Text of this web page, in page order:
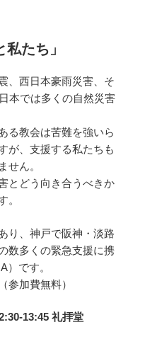
たち」
、西日本豪雨災害、そ
本では多くの自然災害
る教会は苦難を強いら
が、支援する私たちも
せん。
とどう向き合うべきか
。
り、神戸で阪神・淡路
数多くの緊急支援に携
）です。
参加費無料）
13:45 礼拝堂